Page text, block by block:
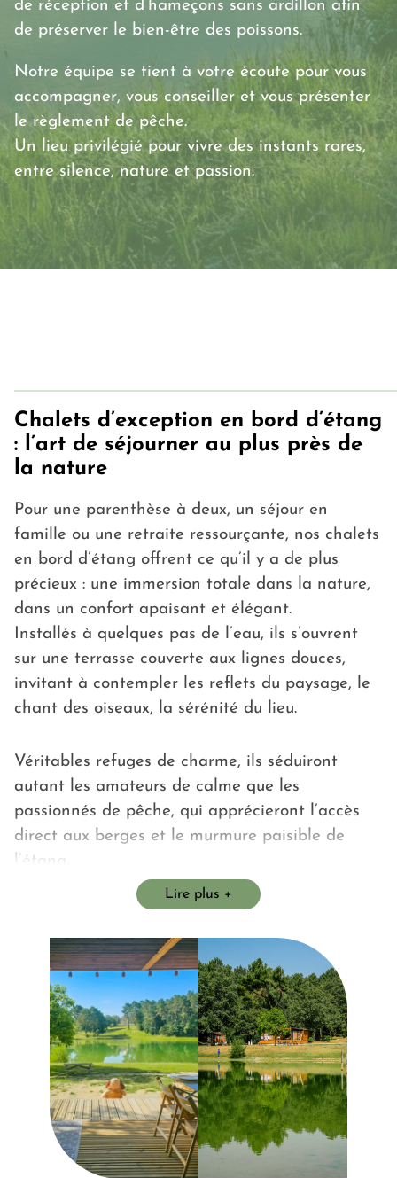
de réception et d’hameçons sans ardillon afin
de préserver le bien-être des poissons.
Notre équipe se tient à votre écoute pour vous
accompagner, vous conseiller et vous présenter
le règlement de pêche.
Un lieu privilégié pour vivre des instants rares,
entre silence, nature et passion.
Chalets d’exception en bord d’étang
: l’art de séjourner au plus près de
la nature
Pour une parenthèse à deux, un séjour en
famille ou une retraite ressourçante, nos chalets
en bord d’étang offrent ce qu’il y a de plus
précieux : une immersion totale dans la nature,
dans un confort apaisant et élégant.
Installés à quelques pas de l’eau, ils s’ouvrent
sur une terrasse couverte aux lignes douces,
invitant à contempler les reflets du paysage, le
chant des oiseaux, la sérénité du lieu.
Lire plus
Véritables refuges de charme, ils séduiront
autant les amateurs de calme que les
passionnés de pêche, qui apprécieront l’accès
direct aux berges et le murmure paisible de
l’étang.
Parce que le bien-être se partage, vos
bienvenus et profiteront pleinement de cet
environnement naturel privilégié.
D’une superficie de 20 à 35 m², nos chalets —
une ou deux chambres — sont harmonieusement
agencés pour offrir confort, intimité et douceur
de vivre.
Selon vos envies :
🌿 nos chalets premium vous séduiront par leur
confort supérieur et leur vue imprenable sur